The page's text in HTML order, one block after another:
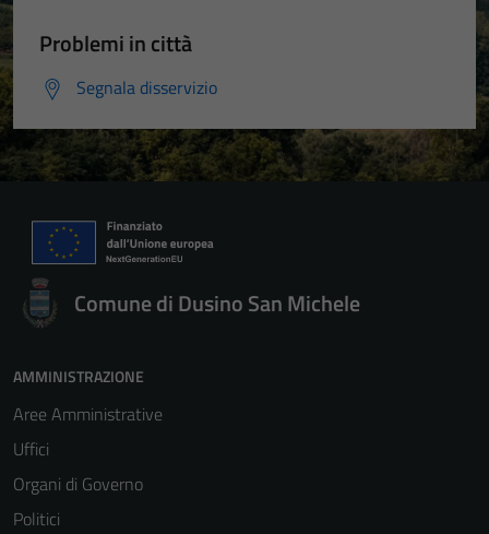
Problemi in città
Segnala disservizio
Comune di Dusino San Michele
AMMINISTRAZIONE
Aree Amministrative
Uffici
Organi di Governo
Politici